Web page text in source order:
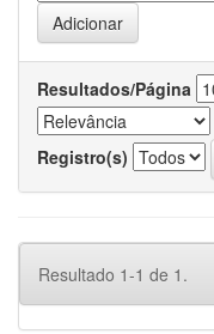
Resultados/Página
Registro(s)
Resultado 1-1 de 1.